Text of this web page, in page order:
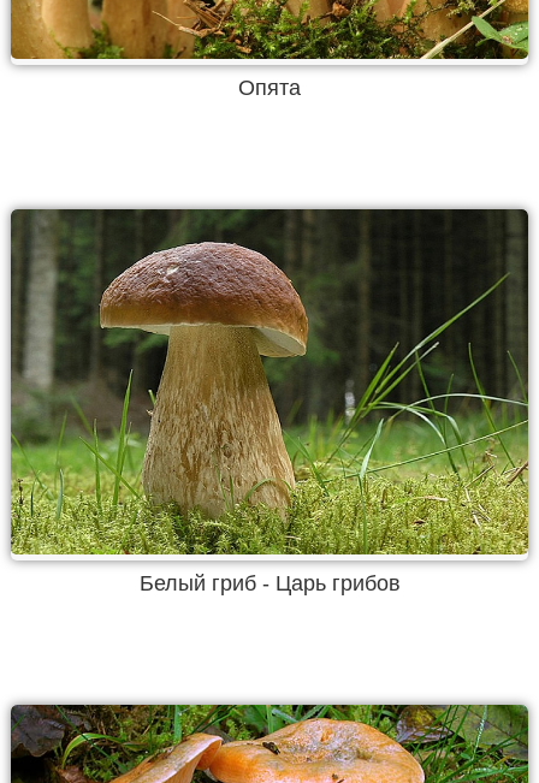
Опята
Белый гриб - Царь грибов